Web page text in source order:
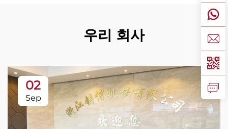
우리 회사
02
Sep